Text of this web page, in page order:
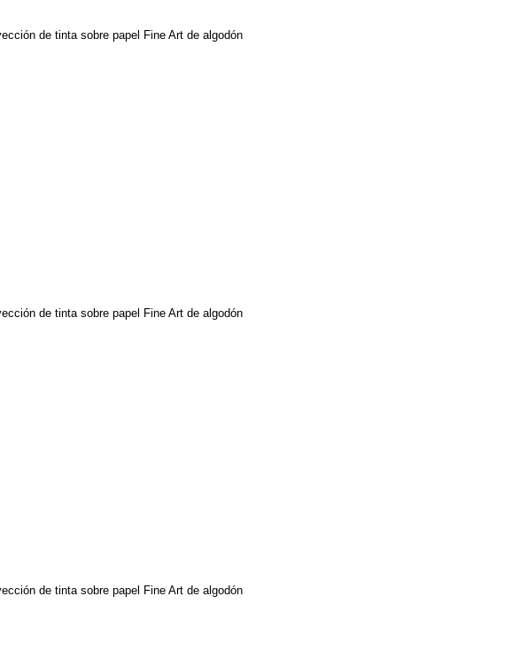
de tinta sobre papel Fine Art de algodón
de tinta sobre papel Fine Art de algodón
de tinta sobre papel Fine Art de algodón